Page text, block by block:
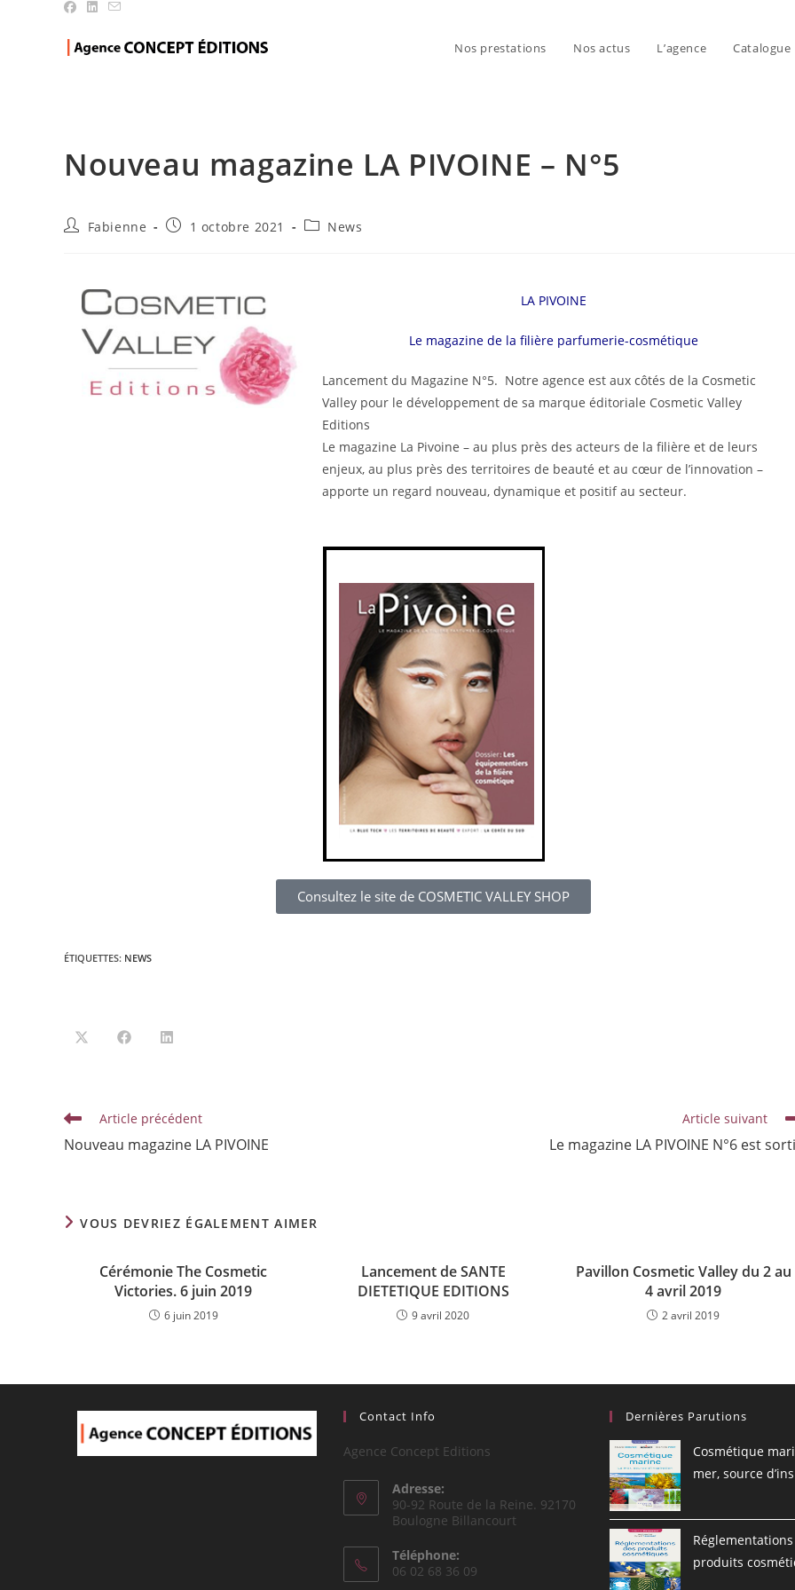
Nos prestations Nos actus L’agence Catalogue
Blog
Nouveau magazine LA PIVOINE – N°5
Fabienne 1 octobre 2021 News
LA PIVOINE
Le magazine de la filière parfumerie-cosmétique
Lancement du Magazine N°5. Notre agence est aux côtés de la Cosmetic
Valley pour le développement de sa marque éditoriale Cosmetic Valley
Editions
Le magazine La Pivoine – au plus près des acteurs de la filière et de leurs
enjeux, au plus près des territoires de beauté et au cœur de l’innovation –
apporte un regard nouveau, dynamique et positif au secteur.
Consultez le site de COSMETIC VALLEY SHOP
ÉTIQUETTES: NEWS
Article précédent
Nouveau magazine LA PIVOINE
Article suivant
Le magazine LA PIVOINE N°6 est
VOUS DEVRIEZ ÉGALEMENT AIMER
Cérémonie The Cosmetic
Victories. 6 juin 2019
6 juin 2019
Lancement de SANTE
DIETETIQUE EDITIONS
9 avril 2020
Pavillon Cosmetic Valley du 2 au
4 avril 2019
2 avril 2019
Contact Info
Agence Concept Editions
Adresse:
90-92 Route de la Reine. 92170
Boulogne Billancourt
Téléphone:
06 02 68 36 09
Dernières Parutions
Cosmétique
mer, source
produits